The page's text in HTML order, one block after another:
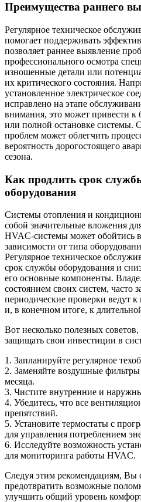
Преимущества раннего
Регулярное техническое
помогает поддерживать
позволяет раннее выявление
профессионального осмотра
изношенные детали или
их критического состояния.
установленное электрическое
исправлено на этапе
внимания, это может привести к
или полной остановке системы.
проблем может облегчить
вероятность дорогостоящего
сезона.
Как продлить срок
оборудования
Системы отопления и
собой значительные вложения
HVAC-системы может обойтись
зависимости от типа
Регулярное техническое
срок службы оборудования и
его основные компоненты.
состоянием своих систем, часто
периодические проверки ведут
и, в конечном итоге, к
Вот несколько полезных
защищать свои инвестиции в
1. Запланируйте регулярное
2. Заменяйте воздушные
месяца.
3. Чистите внутренние и
4. Убедитесь, что все
препятствий.
5. Установите термостаты с
для управления потреблением
6. Исследуйте возможность
для мониторинга работы HVAC.
Следуя этим рекомендациям, Вы
предотвратить возможные
улучшить общий уровень